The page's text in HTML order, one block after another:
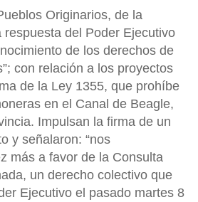
Originarios, de la
respuesta del Poder Ejecutivo
de los derechos de
con relación a los proyectos
de la Ley 1355, que prohíbe
en el Canal de Beagle,
Impulsan la firma de un
y señalaron: “nos
más a favor de la Consulta
un derecho colectivo que
Ejecutivo el pasado martes 8